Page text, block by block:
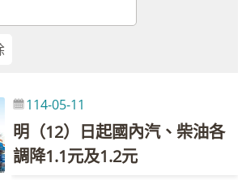
明（12）日起國內汽、柴油各
調降1.1元及1.2元
114-05-11